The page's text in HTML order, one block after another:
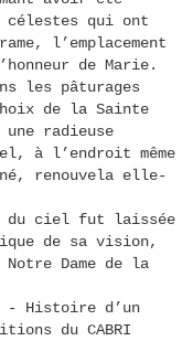
célestes qui ont
l’emplacement
de Marie.
les pâturages
de la Sainte
radieuse
à l’endroit même
renouvela elle-
du ciel fut laissée
de sa vision,
Dame de la
- Histoire d’un
du CABRI